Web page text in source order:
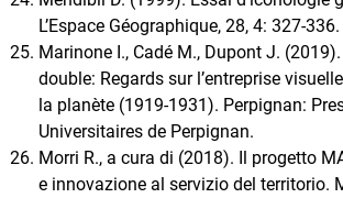
L’Espace Géographique, 28, 4: 327-336.
Marinone I., Cadé M., Dupont J.
double: Regards sur l’entreprise
la planète (1919-1931). Perpignan:
Universitaires de Perpignan.
Morri R., a cura di (2018). Il progetto
e innovazione al servizio del territorio.